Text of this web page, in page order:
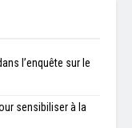
l’enquête sur le
sensibiliser à la